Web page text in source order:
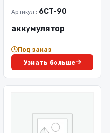
Артикул : 6СТ-90
аккумулятор
Под заказ
Узнать больше